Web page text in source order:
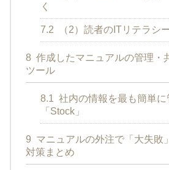
く
7.2 （2）読者のITリテラシ
8 作成したマニュアルの管理・
ツール
8.1 社内の情報を最も簡単
「Stock」
9 マニュアルの外注で「大失敗
対策まとめ